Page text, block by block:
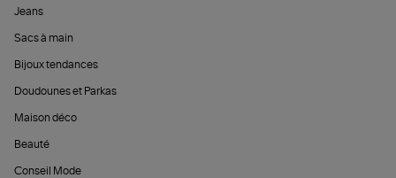
Jeans
Sacs à main
Bijoux tendances
Doudounes et Parkas
Maison déco
Beauté
Conseil Mode